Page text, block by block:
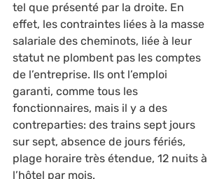
tel que présenté par la droite. En
effet, les contraintes liées à la masse
salariale des cheminots, liée à leur
statut ne plombent pas les comptes
de l’entreprise. Ils ont l’emploi
garanti, comme tous les
fonctionnaires, mais il y a des
contreparties: des trains sept jours
sur sept, absence de jours fériés,
plage horaire très étendue, 12 nuits à
l’hôtel par mois.